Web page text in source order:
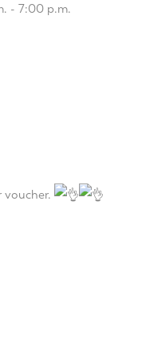
- 7:00 p.m.
voucher.